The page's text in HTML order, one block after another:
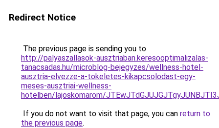
Redirect Notice
The previous page is sending you to
http://palyaszallasok-ausztriaban.keresooptimalizalas-
tanacsadas.hu/microblog-bejegyzes/wellness-hotel-
ausztria-elvezze-a-tokeletes-kikapcsolodast-egy-
meses-ausztriai-wellness-
hotelben/lajoskomarom/
If you do not want to visit that page, you can return to
the previous page.